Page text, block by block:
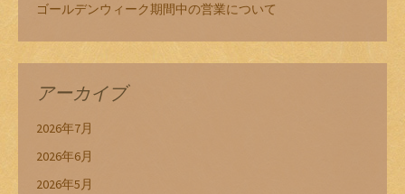
ゴールデンウィーク期間中の営業について
アーカイブ
2026年7月
2026年6月
2026年5月